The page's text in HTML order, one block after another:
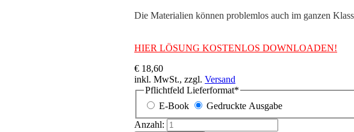
Die Materialien können problemlos auch im ganzen
HIER LÖSUNG KOSTENLOS DOWNLOADEN!
€ 18,60
inkl. MwSt., zzgl. Versand
Pflichtfeld Lieferformat*
E-Book
Gedruckte Ausgabe
Anzahl: